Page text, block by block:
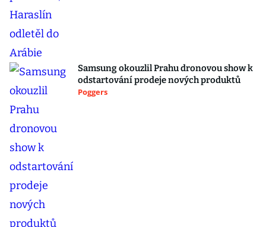
Samsung okouzlil Prahu dronovou show k
odstartování prodeje nových produktů
Poggers